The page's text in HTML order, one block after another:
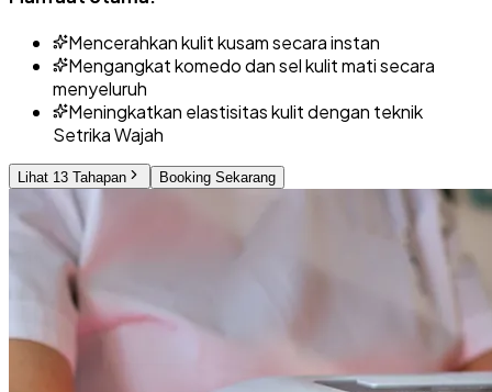
Mencerahkan kulit kusam secara instan
Mengangkat komedo dan sel kulit mati secara
menyeluruh
Meningkatkan elastisitas kulit dengan teknik
Setrika Wajah
Lihat 13 Tahapan Booking Sekarang